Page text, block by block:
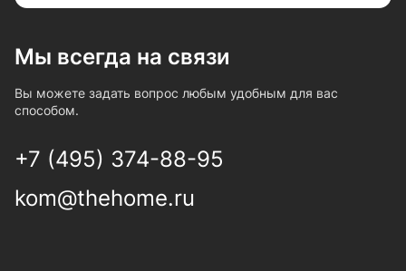
Мы всегда на связи
Вы можете задать вопрос любым удобным для вас
способом.
+7 (495) 374-88-95
kom@thehome.ru